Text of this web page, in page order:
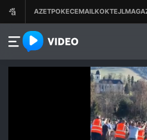
azet.video.sk